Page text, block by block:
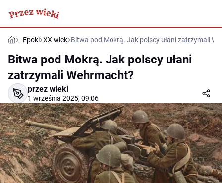
Epoki XX wiek Bitwa pod Mokrą. Jak polscy ułani zatrzymali
Bitwa pod Mokrą. Jak polscy ułani
zatrzymali Wehrmacht?
przez wieki
1 września 2025, 09:06